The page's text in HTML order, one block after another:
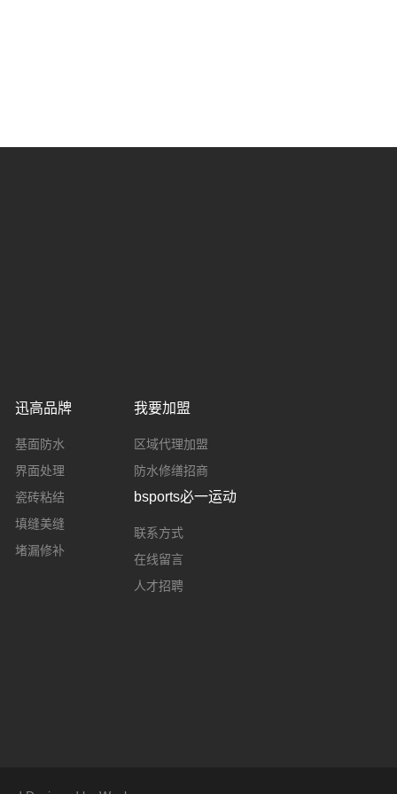
迅高品牌
基面防水
界面处理
瓷砖粘结
填缝美缝
堵漏修补
我要加盟
区域代理加盟
防水修缮招商
bsports必一运动
联系方式
在线留言
人才招聘